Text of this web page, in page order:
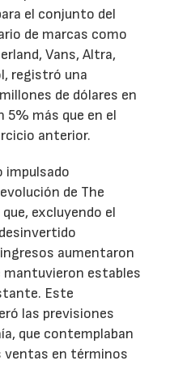
el conjunto del
de marcas como
Vans, Altra,
registró una
de dólares en
más que en el
anterior.
impulsado
de The
excluyendo el
aumentaron
mantuvieron estables
Este
las previsiones
que contemplaban
ventas en términos